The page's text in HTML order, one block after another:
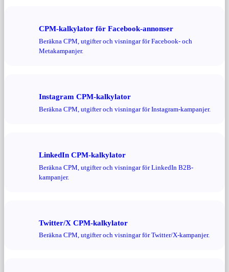
CPM-kalkylator för Facebook-annonser
Beräkna CPM, utgifter och visningar för Facebook- och
Metakampanjer.
Instagram CPM-kalkylator
Beräkna CPM, utgifter och visningar för Instagram-kampanjer.
LinkedIn CPM-kalkylator
Beräkna CPM, utgifter och visningar för LinkedIn B2B-
kampanjer.
Twitter/X CPM-kalkylator
Beräkna CPM, utgifter och visningar för Twitter/X-kampanjer.